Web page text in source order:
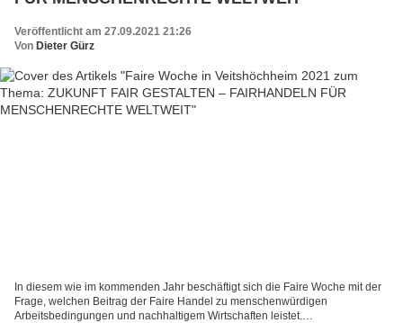
Veröffentlicht am 27.09.2021 21:26
Von Dieter Gürz
In diesem wie im kommenden Jahr beschäftigt sich die Faire Woche mit der
Frage, welchen Beitrag der Faire Handel zu menschenwürdigen
Arbeitsbedingungen und nachhaltigem Wirtschaften leistet.